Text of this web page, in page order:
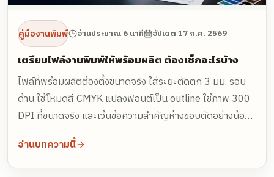
คู่มืองานพิมพ์ อ่านประมาณ 6 นาที อัปเดต17 ก.ค. 2569
เตรียมไฟล์งานพิมพ์ให้พร้อมผลิต ต้องเช็กอะไรบ้าง
ไฟล์ที่พร้อมผลิตต้องตั้งขนาดจริง ใส่ระยะตัดตก 3 มม. รอบ
ด้าน ใช้โหมดสี CMYK แปลงฟอนต์เป็น outline ใช้ภาพ 300
DPI ที่ขนาดจริง และเว้นข้อความสำคัญห่างขอบตัดอย่างน้อย
3-5 มม. งานไดคัทต้องแยกเส้นไดคัทคนละเลเยอร์ ส่งเป็น
PDF หรือ AI พร้อมแจ้งจำนวน วัสดุ เทคนิคหลังพิมพ์ และวัน
ใช้งาน
อ่านบทความนี้